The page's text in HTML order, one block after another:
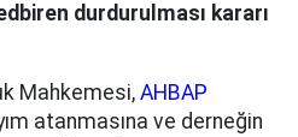
durdurulması kararı
Mahkemesi, AHBAP
atanmasına ve derneğin